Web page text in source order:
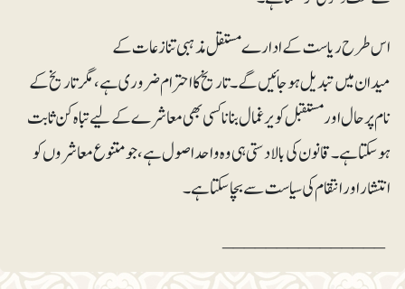
اس طرح ریاست کے ادارے مستقل مذہبی تنازعات کے
میدان میں تبدیل ہوجائیں گے۔تاریخ کا احترام ضروری ہے، مگر تاریخ کے
نام پر حال اور مستقبل کو یرغمال بنانا کسی بھی معاشرے کے لیے تباہ کن ثابت
ہوسکتا ہے۔قانون کی بالادستی ہی وہ واحد اصول ہے، جو متنوع معاشروں کو
انتشار اور انتقام کی سیاست سے بچا سکتا ہے۔